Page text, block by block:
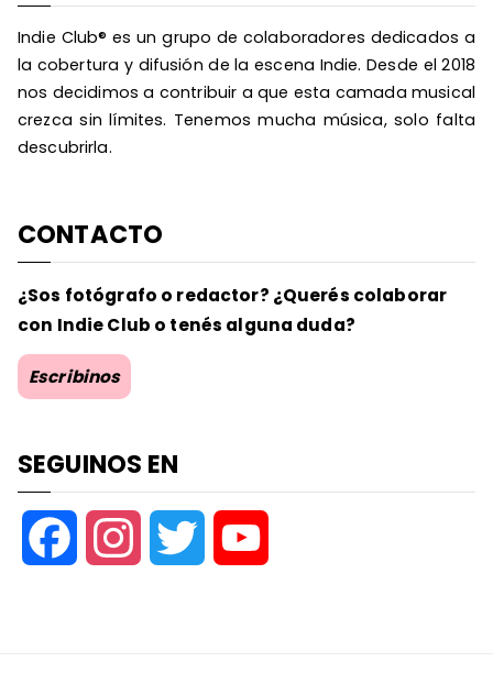
Indie Club® es un grupo de colaboradores dedicados a
la cobertura y difusión de la escena Indie. Desde el 2018
nos decidimos a contribuir a que esta camada musical
crezca sin límites. Tenemos mucha música, solo falta
descubrirla.
CONTACTO
¿Sos fotógrafo o redactor? ¿Querés colaborar
con Indie Club o tenés alguna duda?
Escribinos
SEGUINOS EN